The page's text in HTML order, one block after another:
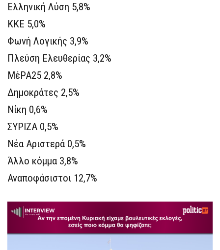
Ελληνική Λύση 5,8%
ΚΚΕ 5,0%
Φωνή Λογικής 3,9%
Πλεύση Ελευθερίας 3,2%
ΜέΡΑ25 2,8%
Δημοκράτες 2,5%
Νίκη 0,6%
ΣΥΡΙΖΑ 0,5%
Νέα Αριστερά 0,5%
Άλλο κόμμα 3,8%
Αναποφάσιστοι 12,7%